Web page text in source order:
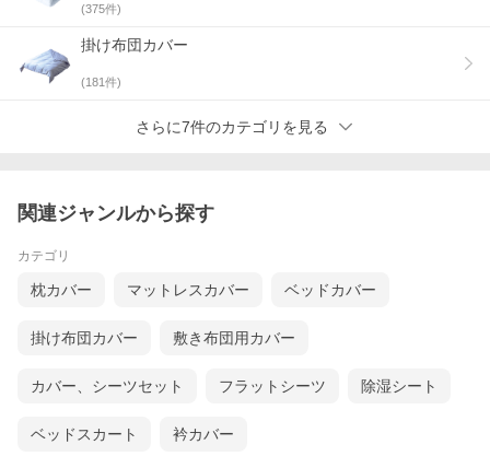
(375件)
掛け布団カバー
(181件)
さらに7件のカテゴリを見る
関連ジャンルから探す
カテゴリ
枕カバー マットレスカバー ベッドカバー
掛け布団カバー 敷き布団用カバー
カバー、シーツセット フラットシーツ 除湿シート
ベッドスカート 衿カバー